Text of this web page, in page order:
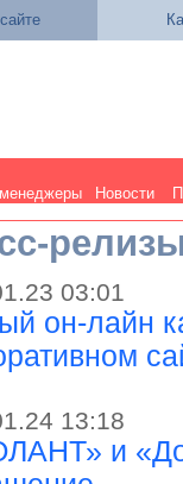
Новости
03:01
он-лайн
13:18
и